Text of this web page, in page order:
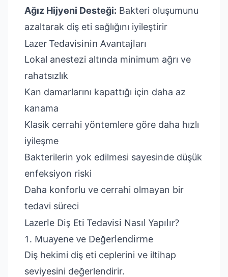
Ağız Hijyeni Desteği: Bakteri oluşumunu
azaltarak diş eti sağlığını iyileştirir
Lazer Tedavisinin Avantajları
Lokal anestezi altında minimum ağrı ve
rahatsızlık
Kan damarlarını kapattığı için daha az
kanama
Klasik cerrahi yöntemlere göre daha hızlı
iyileşme
Bakterilerin yok edilmesi sayesinde düşük
enfeksiyon riski
Daha konforlu ve cerrahi olmayan bir
tedavi süreci
Lazerle Diş Eti Tedavisi Nasıl Yapılır?
1. Muayene ve Değerlendirme
Diş hekimi diş eti ceplerini ve iltihap
seviyesini değerlendirir.